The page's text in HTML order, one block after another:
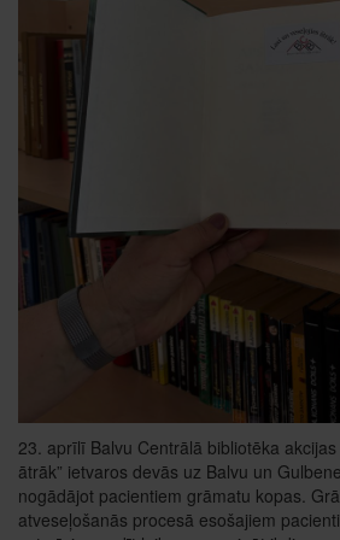
23. aprīlī Balvu Centrālā bibliotēka akcijas
ātrāk” ietvaros devās uz Balvu un
nogādājot pacientiem grāmatu kopas.
atveseļošanās procesā esošajiem